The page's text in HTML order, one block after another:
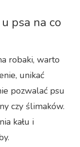
psa na co
robaki, warto
unikać
pozwalać psu
czy ślimaków.
kału i